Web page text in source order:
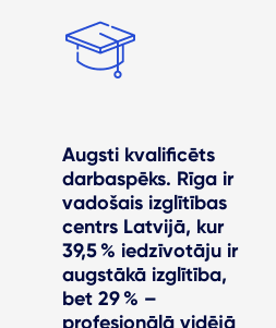
Augsti kvalificēts
darbaspēks. Rīga ir
vadošais izglītības
centrs Latvijā, kur
39,5 % iedzīvotāju ir
augstākā izglītība,
bet 29 % –
profesionālā vidējā